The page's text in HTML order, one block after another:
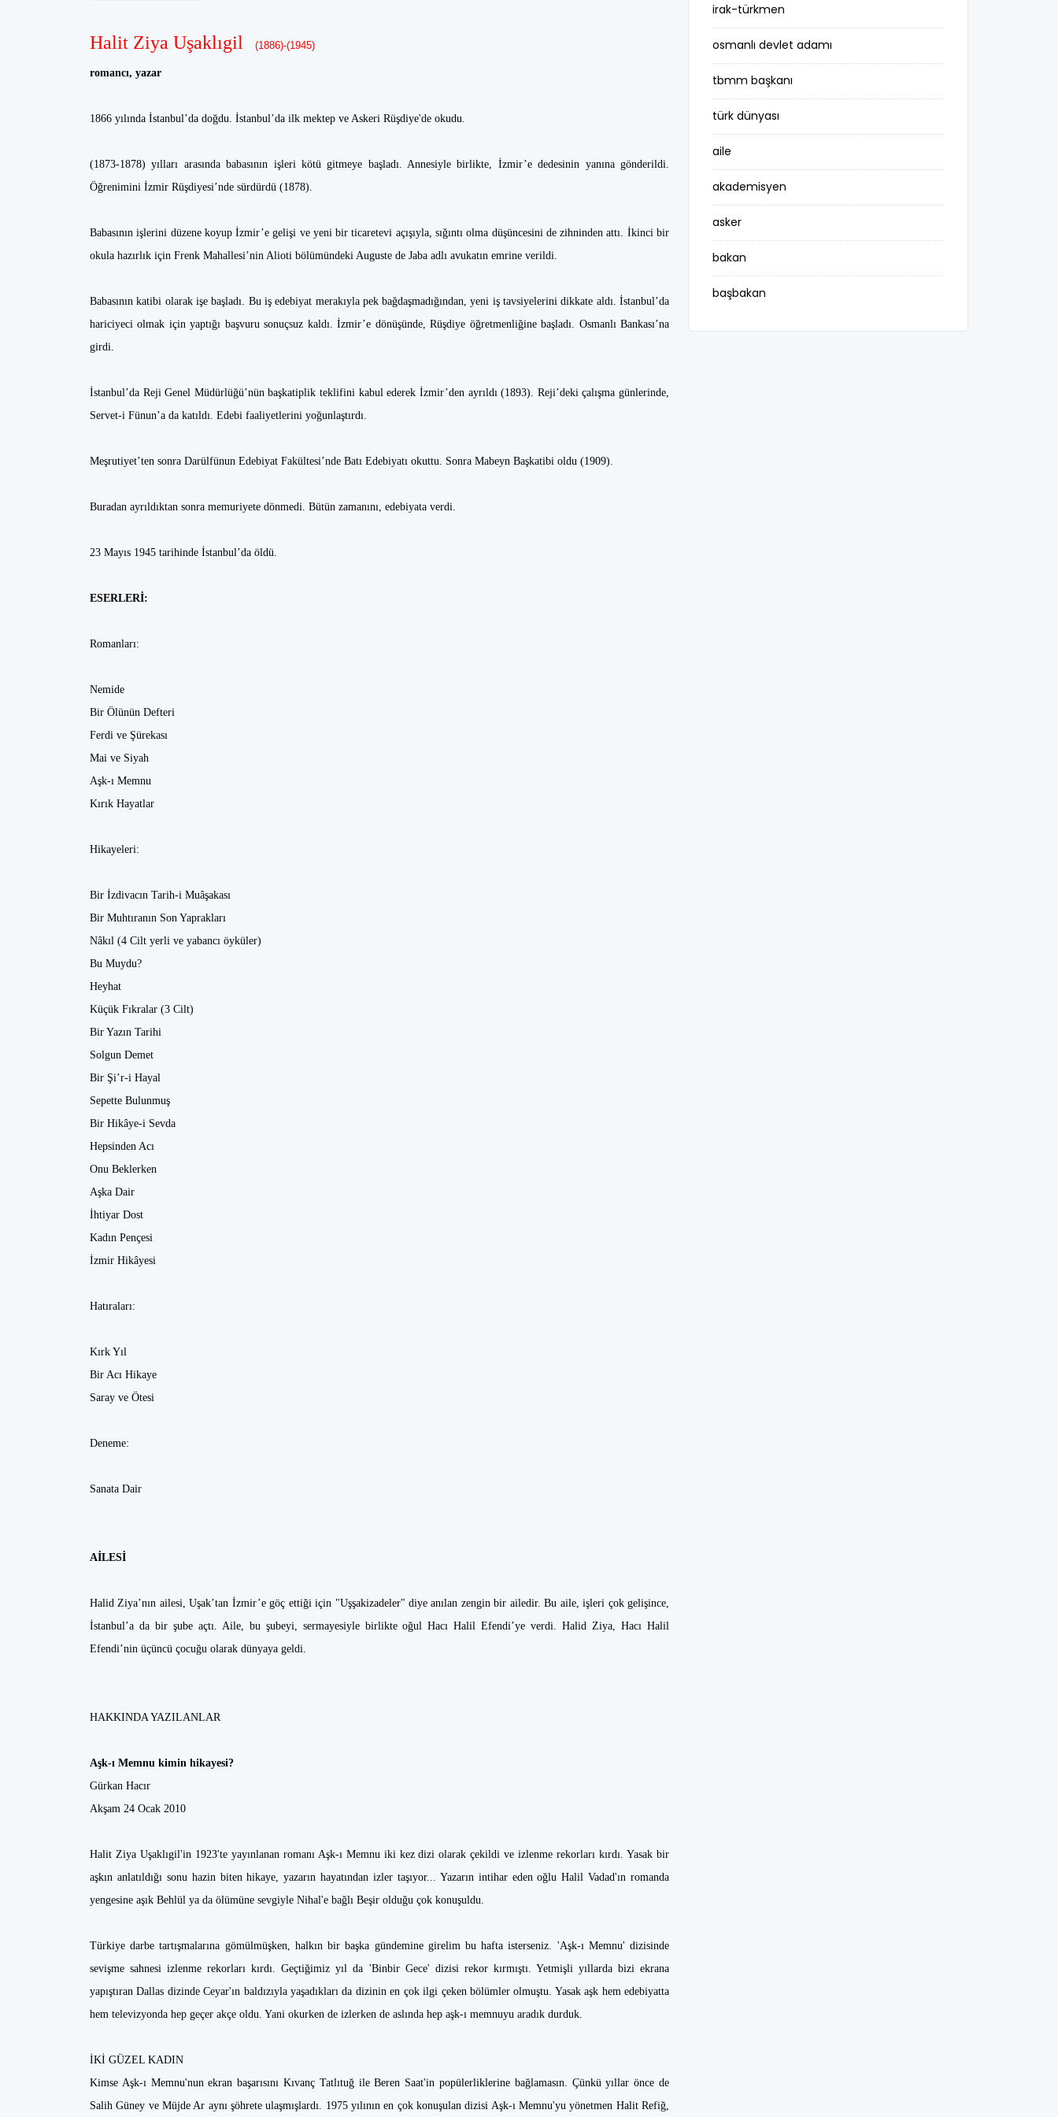
Halit Ziya Uşaklıgil (1886)-(1945)
romancı, yazar
1866 yılında İstanbul’da doğdu. İstanbul’da ilk mektep ve Askeri Rüşdiye'de okudu.
(1873-1878) yılları arasında babasının işleri kötü gitmeye başladı. Annesiyle birlikte, İzmir’e dedesinin yanına gönderildi.
Öğrenimini İzmir Rüşdiyesi’nde sürdürdü (1878).
Babasının işlerini düzene koyup İzmir’e gelişi ve yeni bir ticaretevi açışıyla, sığıntı olma düşüncesini de zihninden attı. İkinci bir
okula hazırlık için Frenk Mahallesi’nin Alioti bölümündeki Auguste de Jaba adlı avukatın emrine verildi.
Babasının katibi olarak işe başladı. Bu iş edebiyat merakıyla pek bağdaşmadığından, yeni iş tavsiyelerini dikkate aldı. İstanbul’da
hariciyeci olmak için yaptığı başvuru sonuçsuz kaldı. İzmir’e dönüşünde, Rüşdiye öğretmenliğine başladı. Osmanlı Bankası’na
girdi.
İstanbul’da Reji Genel Müdürlüğü’nün başkatiplik teklifini kabul ederek İzmir’den ayrıldı (1893). Reji’deki çalışma günlerinde,
Servet-i Fünun’a da katıldı. Edebi faaliyetlerini yoğunlaştırdı.
Meşrutiyet’ten sonra Darülfünun Edebiyat Fakültesi’nde Batı Edebiyatı okuttu. Sonra Mabeyn Başkatibi oldu (1909).
Buradan ayrıldıktan sonra memuriyete dönmedi. Bütün zamanını, edebiyata verdi.
23 Mayıs 1945 tarihinde İstanbul’da öldü.
ESERLERİ:
Romanları:
Nemide
Bir Ölünün Defteri
Ferdi ve Şürekası
Mai ve Siyah
Aşk-ı Memnu
Kırık Hayatlar
Hikayeleri:
Bir İzdivacın Tarih-i Muâşakası
Bir Muhtıranın Son Yaprakları
Nâkıl (4 Cilt yerli ve yabancı öyküler)
Bu Muydu?
Heyhat
Küçük Fıkralar (3 Cilt)
Bir Yazın Tarihi
Solgun Demet
Bir Şi’r-i Hayal
Sepette Bulunmuş
Bir Hikâye-i Sevda
Hepsinden Acı
Onu Beklerken
Aşka Dair
İhtiyar Dost
Kadın Pençesi
İzmir Hikâyesi
Hatıraları:
Kırk Yıl
Bir Acı Hikaye
Saray ve Ötesi
Deneme:
Sanata Dair
AİLESİ
Halid Ziya’nın ailesi, Uşak’tan İzmir’e göç ettiği için "Uşşakizadeler" diye anılan zengin bir ailedir. Bu aile, işleri çok gelişince,
İstanbul’a da bir şube açtı. Aile, bu şubeyi, sermayesiyle birlikte oğul Hacı Halil Efendi’ye verdi. Halid Ziya, Hacı Halil
Efendi’nin üçüncü çocuğu olarak dünyaya geldi.
HAKKINDA YAZILANLAR
Aşk-ı Memnu kimin hikayesi?
Gürkan Hacır
Akşam 24 Ocak 2010
Halit Ziya Uşaklıgil'in 1923'te yayınlanan romanı Aşk-ı Memnu iki kez dizi olarak çekildi ve izlenme rekorları kırdı. Yasak bir
aşkın anlatıldığı sonu hazin biten hikaye, yazarın hayatından izler taşıyor... Yazarın intihar eden oğlu Halil Vadad'ın romanda
yengesine aşık Behlül ya da ölümüne sevgiyle Nihal'e bağlı Beşir olduğu çok konuşuldu.
Türkiye darbe tartışmalarına gömülmüşken, halkın bir başka gündemine girelim bu hafta isterseniz. 'Aşk-ı Memnu' dizisinde
sevişme sahnesi izlenme rekorları kırdı. Geçtiğimiz yıl da 'Binbir Gece' dizisi rekor kırmıştı. Yetmişli yıllarda bizi ekrana
yapıştıran Dallas dizinde Ceyar'ın baldızıyla yaşadıkları da dizinin en çok ilgi çeken bölümler olmuştu. Yasak aşk hem edebiyatta
hem televizyonda hep geçer akçe oldu. Yani okurken de izlerken de aslında hep aşk-ı memnuyu aradık durduk.
İKİ GÜZEL KADIN
Kimse Aşk-ı Memnu'nun ekran başarısını Kıvanç Tatlıtuğ ile Beren Saat'in popülerliklerine bağlamasın. Çünkü yıllar önce de
Salih Güney ve Müjde Ar aynı şöhrete ulaşmışlardı. 1975 yılının en çok konuşulan dizisi Aşk-ı Memnu'yu yönetmen Halit Refiğ,
irak-türkmen
osmanlı devlet adamı
tbmm başkanı
türk dünyası
aile
akademisyen
asker
bakan
başbakan
belediye başkanı